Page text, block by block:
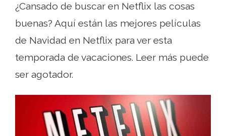
¿Cansado de buscar en Netflix las cosas
buenas? Aquí están las mejores películas
de Navidad en Netflix para ver esta
temporada de vacaciones. Leer más puede
ser agotador.